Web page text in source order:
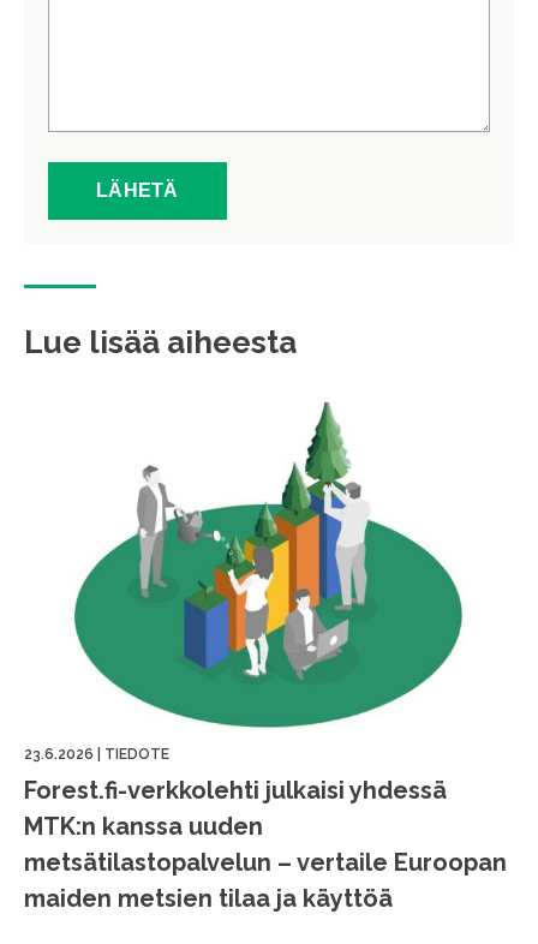
Lue lisää aiheesta
23.6.2026 TIEDOTE
Forest.fi-verkkolehti julkaisi yhdessä
MTK:n kanssa uuden
metsätilastopalvelun – vertaile Euroopan
maiden metsien tilaa ja käyttöä